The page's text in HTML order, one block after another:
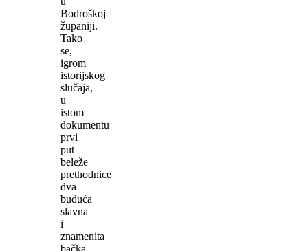
Bodroškoj
županiji.
Tako
se,
igrom
istorijskog
slučaja,
u
istom
dokumentu
prvi
put
beleže
prethodnice
dva
buduća
slavna
i
znamenita